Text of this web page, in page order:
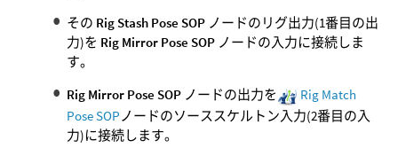
その Rig Stash Pose SOP ノードのリグ出力(1番目の出
力)を Rig Mirror Pose SOP ノードの入力に接続しま
す。
Rig Mirror Pose SOP ノードの出力を
Rig Match
Pose SOPノードのソーススケルトン入力(2番目の入
力)に接続します。